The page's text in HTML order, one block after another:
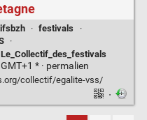
· festivals
·
·
Le_Collectif_des_festivals
* · permalien
collectif/egalite-vss/
·